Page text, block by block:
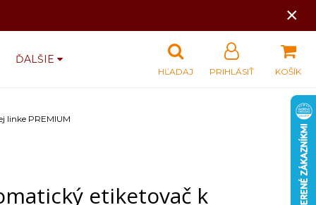
×
ĎALŠIE
KOŠÍK
PRIHLÁSIŤ
HĽADAJ
linke PREMIUM
etiketovač k